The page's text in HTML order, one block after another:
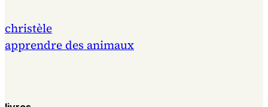
christèle
apprendre des animaux